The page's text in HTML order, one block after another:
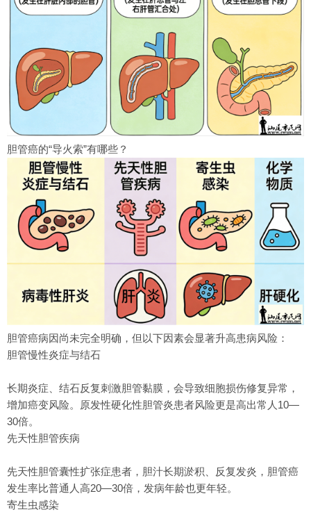
胆管癌的“导火索”有哪些？
胆管癌病因尚未完全明确，但以下因素会显著升高患病风险：
胆管慢性炎症与结石
长期炎症、结石反复刺激胆管黏膜，会导致细胞损伤修复异常，
增加癌变风险。原发性硬化性胆管炎患者风险更是高出常人10—
30倍。
先天性胆管疾病
先天性胆管囊性扩张症患者，胆汁长期淤积、反复发炎，胆管癌
发生率比普通人高20—30倍，发病年龄也更年轻。
寄生虫感染